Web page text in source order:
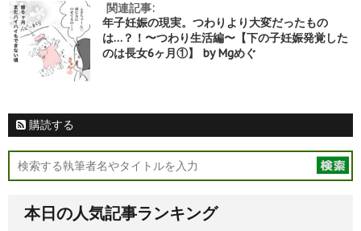
関連記事:
年子妊娠の現実。つわりより大変だったもの
は…？！〜つわり生活編〜【下の子妊娠発覚した
のは長女6ヶ月①】 by Mgめぐ
購読する
本日の人気記事ランキング